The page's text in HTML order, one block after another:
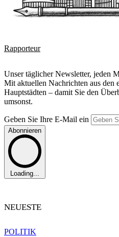
Rapporteur
Unser täglicher Newsletter, jeden
Mit aktuellen Nachrichten aus den
Hauptstädten – damit Sie den
umsonst.
Geben Sie Ihre E-Mail ein
Abonnieren
Loading...
NEUESTE
POLITIK